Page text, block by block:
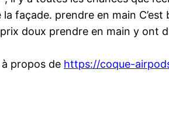
façade. prendre en main
doux prendre en main y ont
à propos de https://coque-